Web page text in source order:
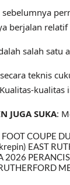
sebelumnya
berjalan relatif
salah satu
teknis
JUGA SUKA:
COUPE
EAST
2026